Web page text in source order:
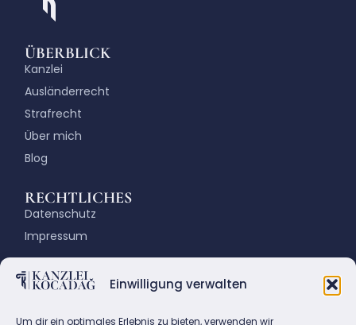
Einwilligung verwalten
Um dir ein optimales Erlebnis zu bieten, verwenden wir
ÜBERBLICK
Kanzlei
Ausländerrecht
Strafrecht
Über mich
Blog
RECHTLICHES
Datenschutz
Impressum
KONTAKT
Fasanenstraße 72, 10719 Berlin